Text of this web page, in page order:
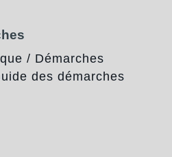
/ Démarches
des démarches